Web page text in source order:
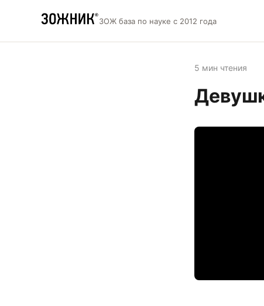
ЗОЖ база по науке с 2012 года
5 мин чтения